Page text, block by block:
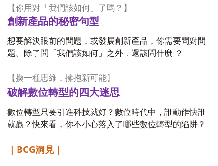
【你用對「我們該如何」了嗎？】
創新產品的秘密句型
想要解決眼前的問題，或發展創新產品，你需要問對問
題。除了問「我們該如何」之外，還該問什麼 ？
【換一種思維，擁抱新可能】
破解數位轉型的四大迷思
數位轉型只要引進科技就好？數位時代中，誰動作快誰
就贏？快來看，你不小心落入了哪些數位轉型的陷阱？
BCG洞見｜